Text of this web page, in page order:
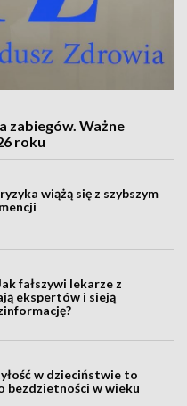
zabiegów. Ważne
roku
wiążą się z szybszym
fałszywi lekarze z
ekspertów i sieją
w dzieciństwie to
bezdzietności w wieku